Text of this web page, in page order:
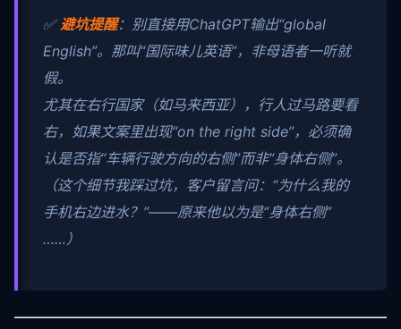
✅避坑提醒：别直接用ChatGPT输出“global
English”。那叫“国际味儿英语”，非母语者一听就
假。
尤其在右行国家（如马来西亚），行人过马路要看
右，如果文案里出现“on the right side”，必须确
认是否指“车辆行驶方向的右侧”而非“身体右侧”。
（这个细节我踩过坑，客户留言问：“为什么我的
手机右边进水？”——原来他以为是“身体右侧”
……）